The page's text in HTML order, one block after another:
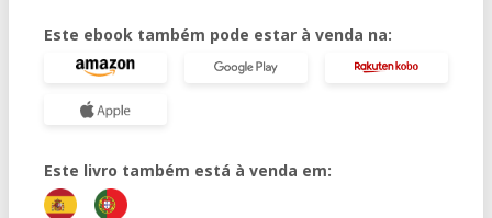
Este ebook também pode estar à venda na:
Este livro também está à venda em: